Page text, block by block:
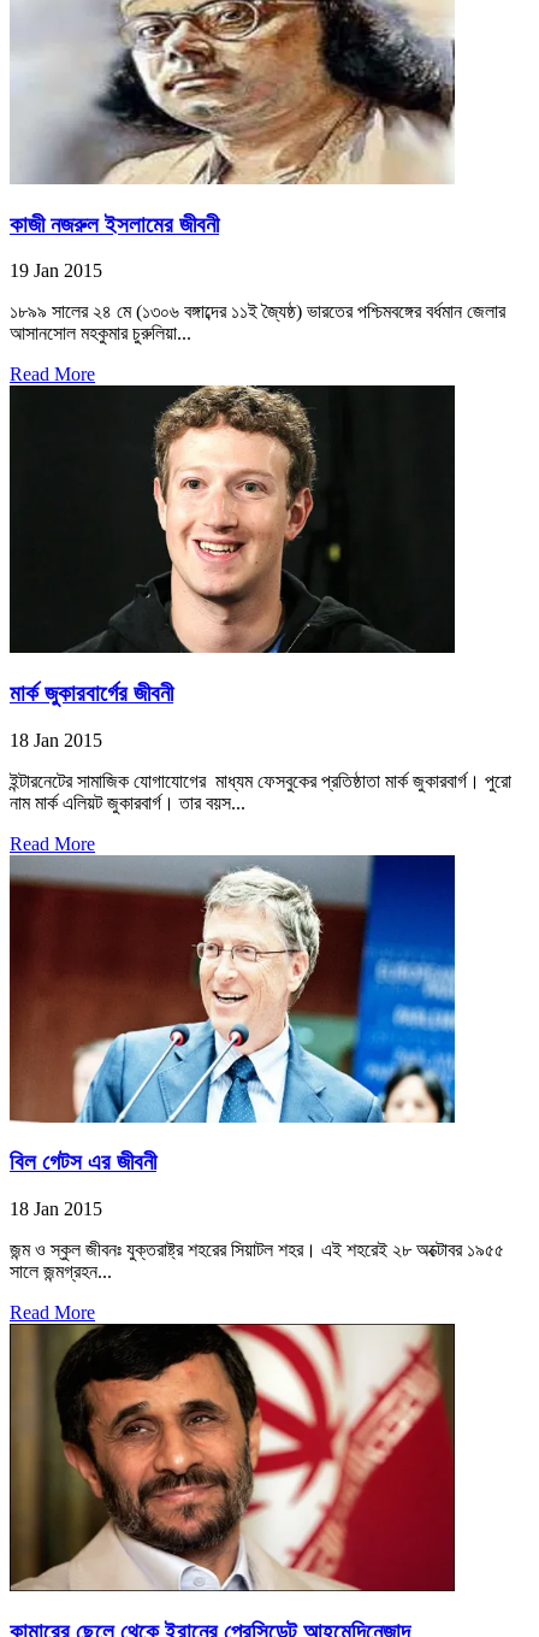
কাজী নজরুল ইসলামের জীবনী
19 Jan 2015
১৮৯৯ সালের ২৪ মে (১৩০৬ বঙ্গাব্দের ১১ই জ্যৈষ্ঠ) ভারতের পশ্চিমবঙ্গের বর্ধমান জেলার
আসানসোল মহকুমার চুরুলিয়া...
Read More
মার্ক জুকারবার্গের জীবনী
18 Jan 2015
ইন্টারনেটের সামাজিক যোগাযোগের মাধ্যম ফেসবুকের প্রতিষ্ঠাতা মার্ক জুকারবার্গ। পুরো
নাম মার্ক এলিয়ট জুকারবার্গ। তার বয়স...
Read More
বিল গেটস এর জীবনী
18 Jan 2015
জন্ম ও স্কুল জীবনঃ যুক্তরাষ্ট্র শহরের সিয়াটল শহর। এই শহরেই ২৮ অক্টোবর ১৯৫৫
সালে জন্মগ্রহন...
Read More
কামারের ছেলে থেকে ইরানের প্রেসিডেন্ট আহমেদিনেজাদ